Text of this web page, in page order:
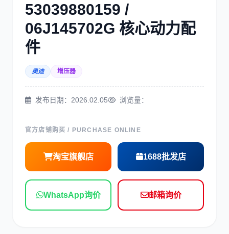
住友
现代 帕金斯
53039880159 /
06J145702G 核心动力配
件
奥迪 增压器
发布日期：2026.02.05 浏览量：
官方店铺购买 / PURCHASE ONLINE
淘宝旗舰店 1688批发店
WhatsApp询价 邮箱询价